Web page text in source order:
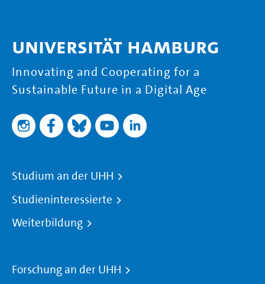
Universität Hamburg
Innovating and Cooperating for a
Sustainable Future in a Digital Age
Studium an der UHH
Studieninteressierte
Weiterbildung
Forschung an der UHH